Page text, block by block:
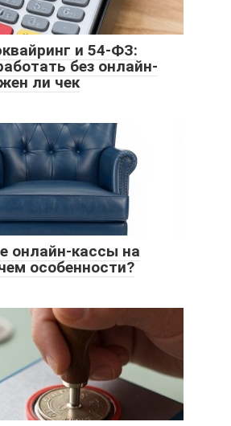
и 54-ФЗ:
без онлайн-
ли чек
онлайн-кассы на
особенности?